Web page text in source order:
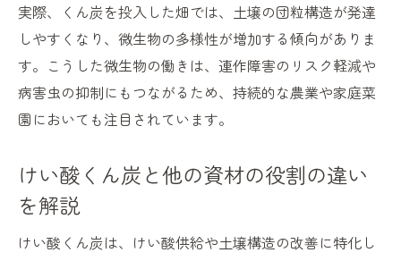
実際、くん炭を投入した畑では、土壌の団粒構造が発達
しやすくなり、微生物の多様性が増加する傾向がありま
す。こうした微生物の働きは、連作障害のリスク軽減や
病害虫の抑制にもつながるため、持続的な農業や家庭菜
園においても注目されています。
けい酸くん炭と他の資材の役割の違い
を解説
けい酸くん炭は、けい酸供給や土壌構造の改善に特化し